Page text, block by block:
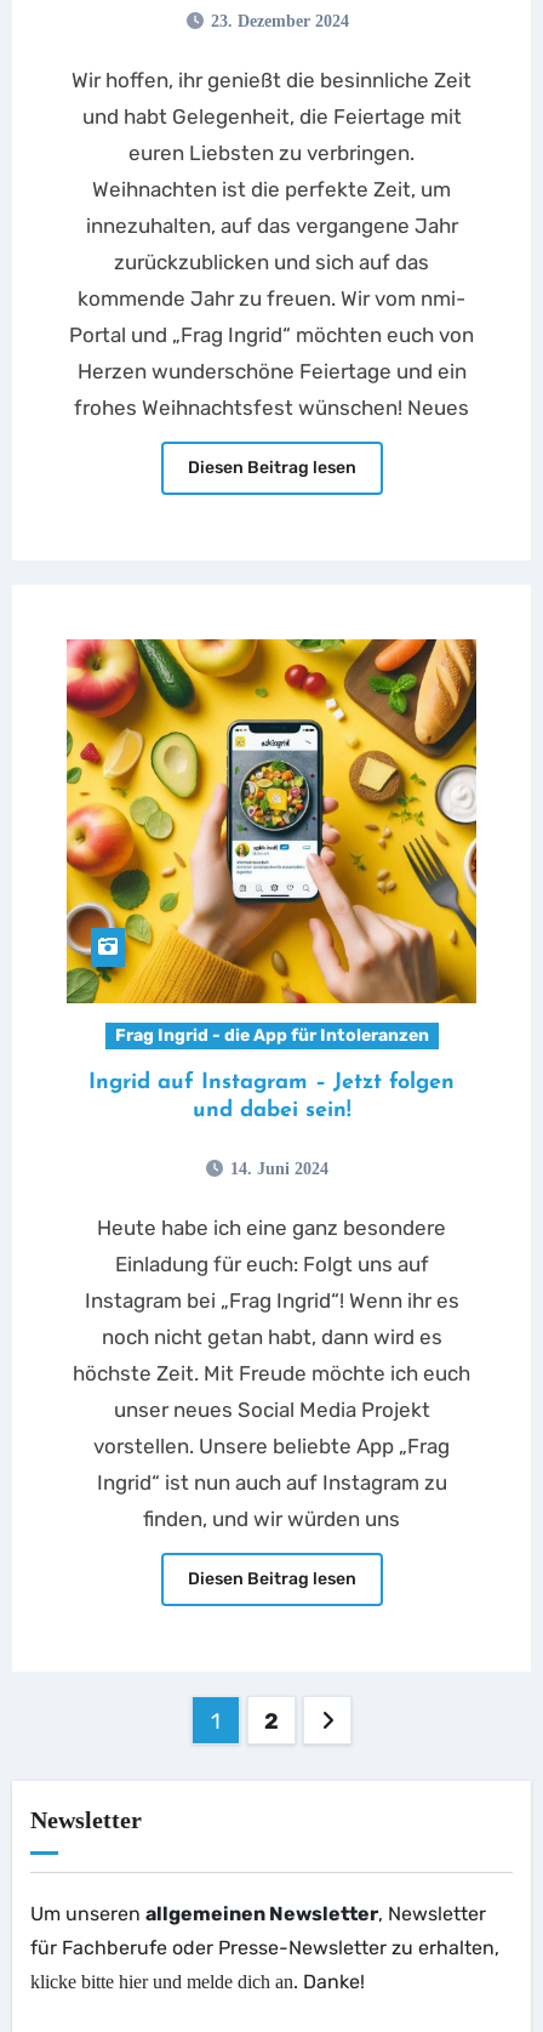
23. Dezember 2024
Wir hoffen, ihr genießt die besinnliche Zeit
und habt Gelegenheit, die Feiertage mit
euren Liebsten zu verbringen.
Weihnachten ist die perfekte Zeit, um
innezuhalten, auf das vergangene Jahr
zurückzublicken und sich auf das
kommende Jahr zu freuen. Wir vom nmi-
Portal und „Frag Ingrid“ möchten euch von
Herzen wunderschöne Feiertage und ein
frohes Weihnachtsfest wünschen! Neues
Diesen Beitrag lesen
Frag Ingrid - die App für Intoleranzen
Ingrid auf Instagram – Jetzt folgen
und dabei sein!
14. Juni 2024
Heute habe ich eine ganz besondere
Einladung für euch: Folgt uns auf
Instagram bei „Frag Ingrid“! Wenn ihr es
noch nicht getan habt, dann wird es
höchste Zeit. Mit Freude möchte ich euch
unser neues Social Media Projekt
vorstellen. Unsere beliebte App „Frag
Ingrid“ ist nun auch auf Instagram zu
finden, und wir würden uns
Diesen Beitrag lesen
Seitennummerierung
Beiträge
1 2
Newsletter
Um unseren allgemeinen Newsletter, Newsletter
für Fachberufe oder Presse-Newsletter zu erhalten,
klicke bitte hier und melde dich an. Danke!